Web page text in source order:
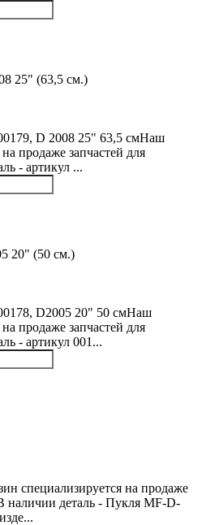
D 2008 25" 63,5 смНаш
продаже запчастей для
- артикул ...
D2005 20" 50 смНаш
продаже запчастей для
- артикул 001...
специализируется на продаже
наличии деталь - Пукля MF-D-